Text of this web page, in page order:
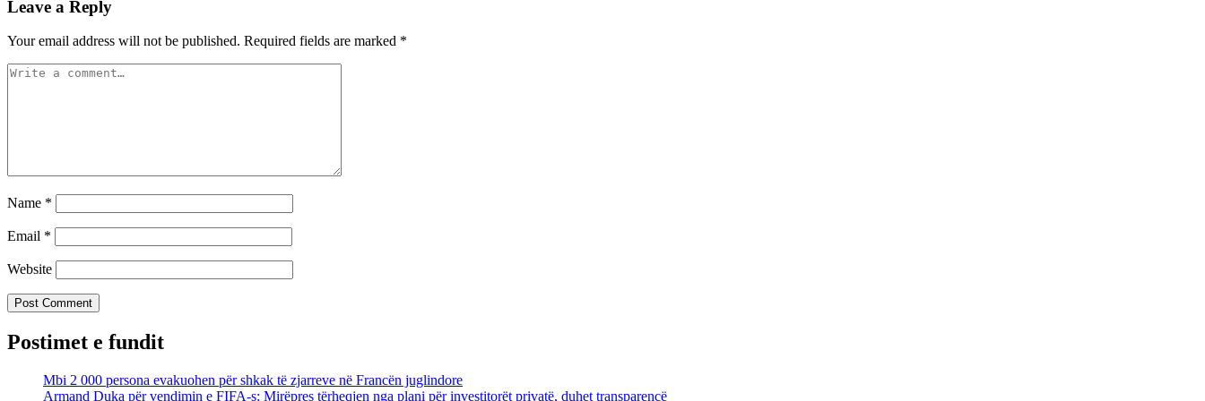
Leave a Reply
Your email address will not be published. Required fields are marked *
Name *
Email *
Website
Postimet e fundit
Mbi 2 000 persona evakuohen për shkak të zjarreve në Francën juglindore
Armand Duka për vendimin e FIFA-s: Mirëpres tërheqjen nga plani për investitorët privatë, duhet transparencë